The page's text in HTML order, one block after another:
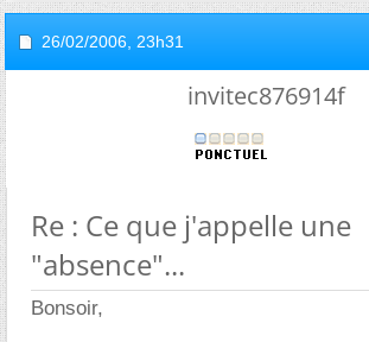
26/02/2006, 23h31
invitec876914f
Re : Ce que j'appelle une
"absence"...
Bonsoir,